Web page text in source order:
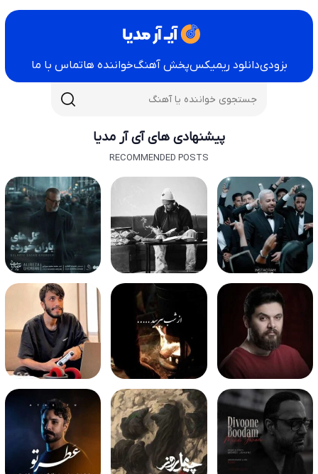
بزودیدانلود ریمیکسپخش آهنگخواننده هاتماس با ما
پیشنهادی های آی آر مدیا
RECOMMENDED POSTS